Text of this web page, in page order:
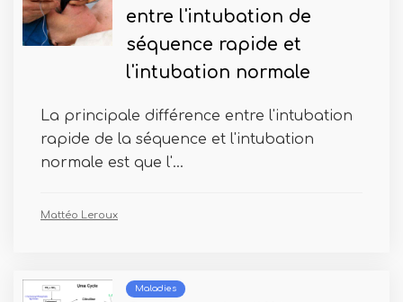
entre l'intubation de
séquence rapide et
l'intubation normale
La principale différence entre l'intubation
rapide de la séquence et l'intubation
normale est que l'...
Mattéo Leroux
Maladies